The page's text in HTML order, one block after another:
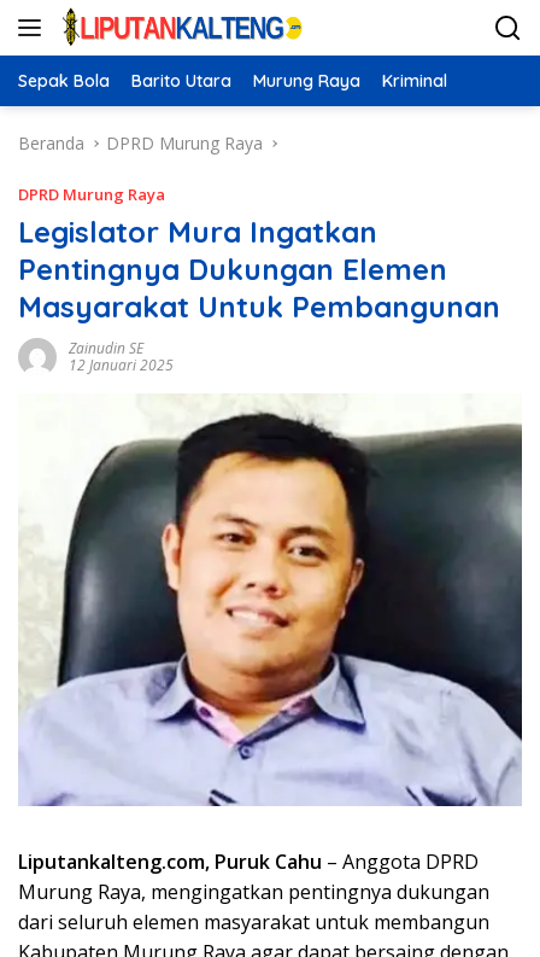
Langsung
Sepak Bola Barito Utara Murung Raya Kriminal
Beranda DPRD Murung Raya
DPRD Murung Raya
Legislator Mura Ingatkan
Pentingnya Dukungan Elemen
Masyarakat Untuk Pembangunan
Zainudin SE
12 Januari 2025
Liputankalteng.com, Puruk Cahu – Anggota DPRD
Murung Raya, mengingatkan pentingnya dukungan
dari seluruh elemen masyarakat untuk membangun